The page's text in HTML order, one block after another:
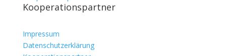
Kooperationspartner
Impressum
Datenschutzerklärung